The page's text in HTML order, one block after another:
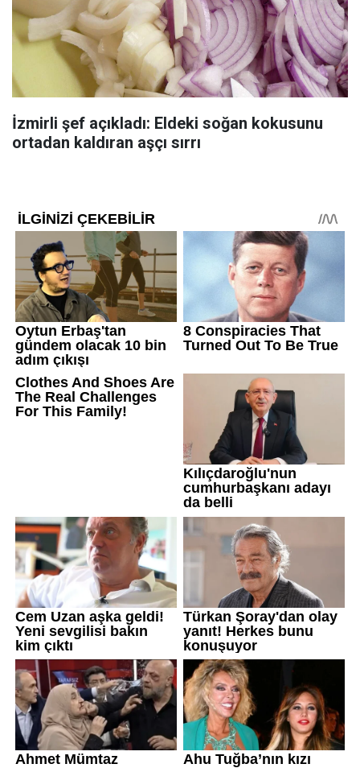
İzmirli şef açıkladı: Eldeki soğan kokusunu
ortadan kaldıran aşçı sırrı